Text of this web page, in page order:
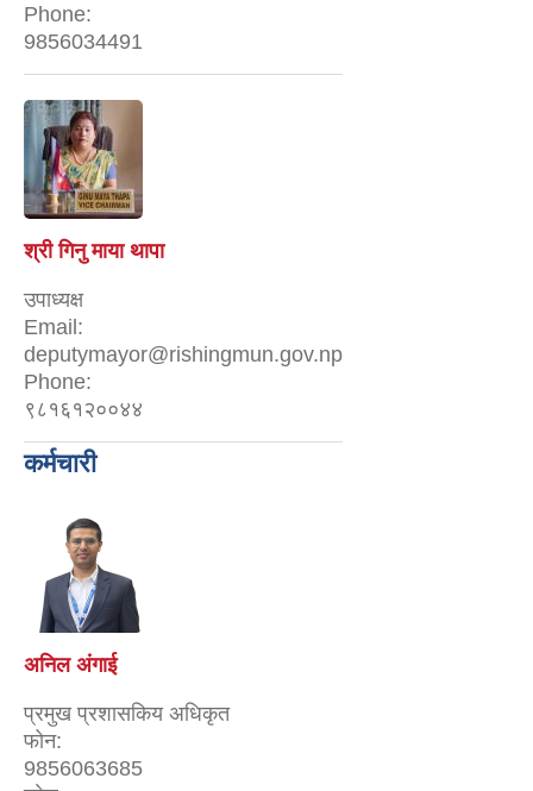
Phone:
9856034491
श्री गिनु माया थापा
उपाध्यक्ष
Email:
deputymayor@rishingmun.gov.np
Phone:
९८१६१२००४४
कर्मचारी
अनिल अंगाई
प्रमुख प्रशासकिय अधिकृत
फोन:
9856063685